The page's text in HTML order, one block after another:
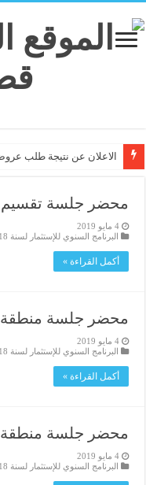
الاعلان عن نتيجة طلب
محضر جلسة تقسيم
4 مايو 2019
البرنامج السنوي للإستثمار لسنة 2018
أكمل القراءة »
محضر جلسة منطقة
4 مايو 2019
البرنامج السنوي للإستثمار لسنة 2018
أكمل القراءة »
محضر جلسة
4 مايو 2019
البرنامج السنوي للإستثمار لسنة 2018